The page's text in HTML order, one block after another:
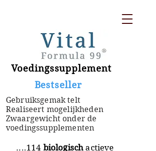
Voedingssupplement
​ Bestseller
Gebruiksgemak telt
Realiseert mogelijkheden
Zwaargewicht onder de
voedingssupplementen
....114 biologischactieve